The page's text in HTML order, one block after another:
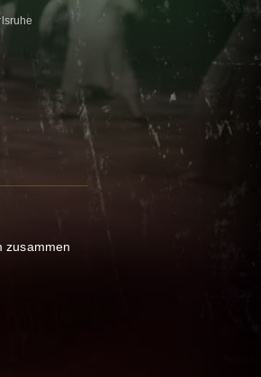
zusammen